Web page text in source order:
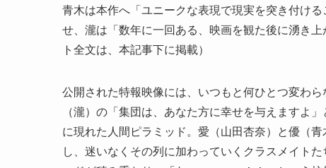
青木は本作へ「ユニークな表現で現実を突き付け
せ、瀧は「数年に一回ある、映画を観た後に湧き
ト全文は、本記事下に掲載）
公開された特報映像には、いつもと何ひとつ変わ
（瀧）の「集団は、あなた方に幸せを与えますよ
に現れた人間ピラミッド。愛（山田杏奈）と優（
し、迷いなくその列に加わっていくクラスメイト